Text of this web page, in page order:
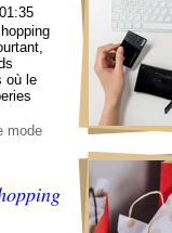
où le
mode